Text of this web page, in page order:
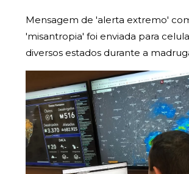
Mensagem de 'alerta extremo'
'misantropia' foi enviada para
diversos estados durante a